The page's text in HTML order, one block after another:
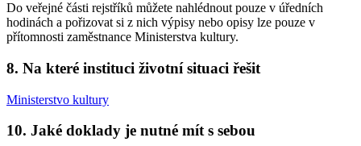
Do veřejné části rejstříků můžete nahlédnout pouze v úředních
hodinách a pořizovat si z nich výpisy nebo opisy lze pouze v
přítomnosti zaměstnance Ministerstva kultury.
8. Na které instituci životní situaci řešit
Ministerstvo kultury
10. Jaké doklady je nutné mít s sebou